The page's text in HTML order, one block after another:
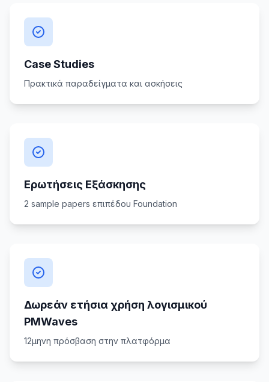
Case Studies
Πρακτικά παραδείγματα και ασκήσεις
Ερωτήσεις Εξάσκησης
2 sample papers επιπέδου Foundation
Δωρεάν ετήσια χρήση λογισμικού
PMWaves
12μηνη πρόσβαση στην πλατφόρμα